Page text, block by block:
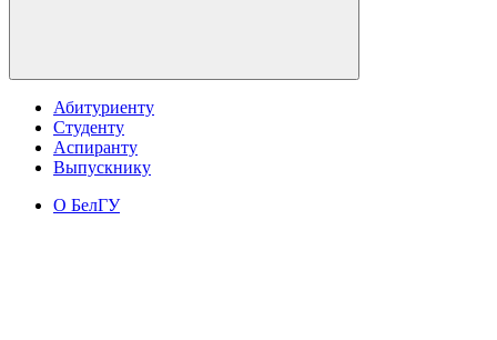
Абитуриенту
Студенту
Аспиранту
Выпускнику
О БелГУ